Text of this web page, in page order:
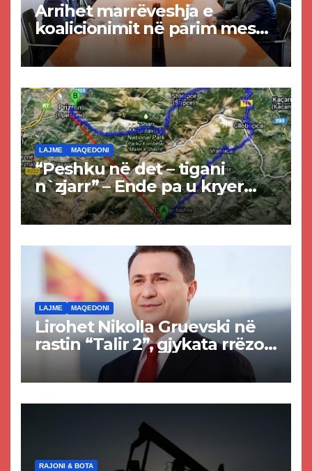
Arrihet marrëveshja e
koalicionimit në parim mes
Kurtit dhe Abdixhikut
LAJME MAQEDONI
“Peshku në det – tigani
n`zjarr” – Ende pa u kryer
projekti i tunelit, komuna e
Tetovës nis punimet për
LAJME MAQEDONI
Lirohet Nikolla Gruevski në
rastin “Talir 2”, gjykata rrëzon
akuzat për ndërtimin e
paligjshëm të selisë së
RAJONI & BOTA